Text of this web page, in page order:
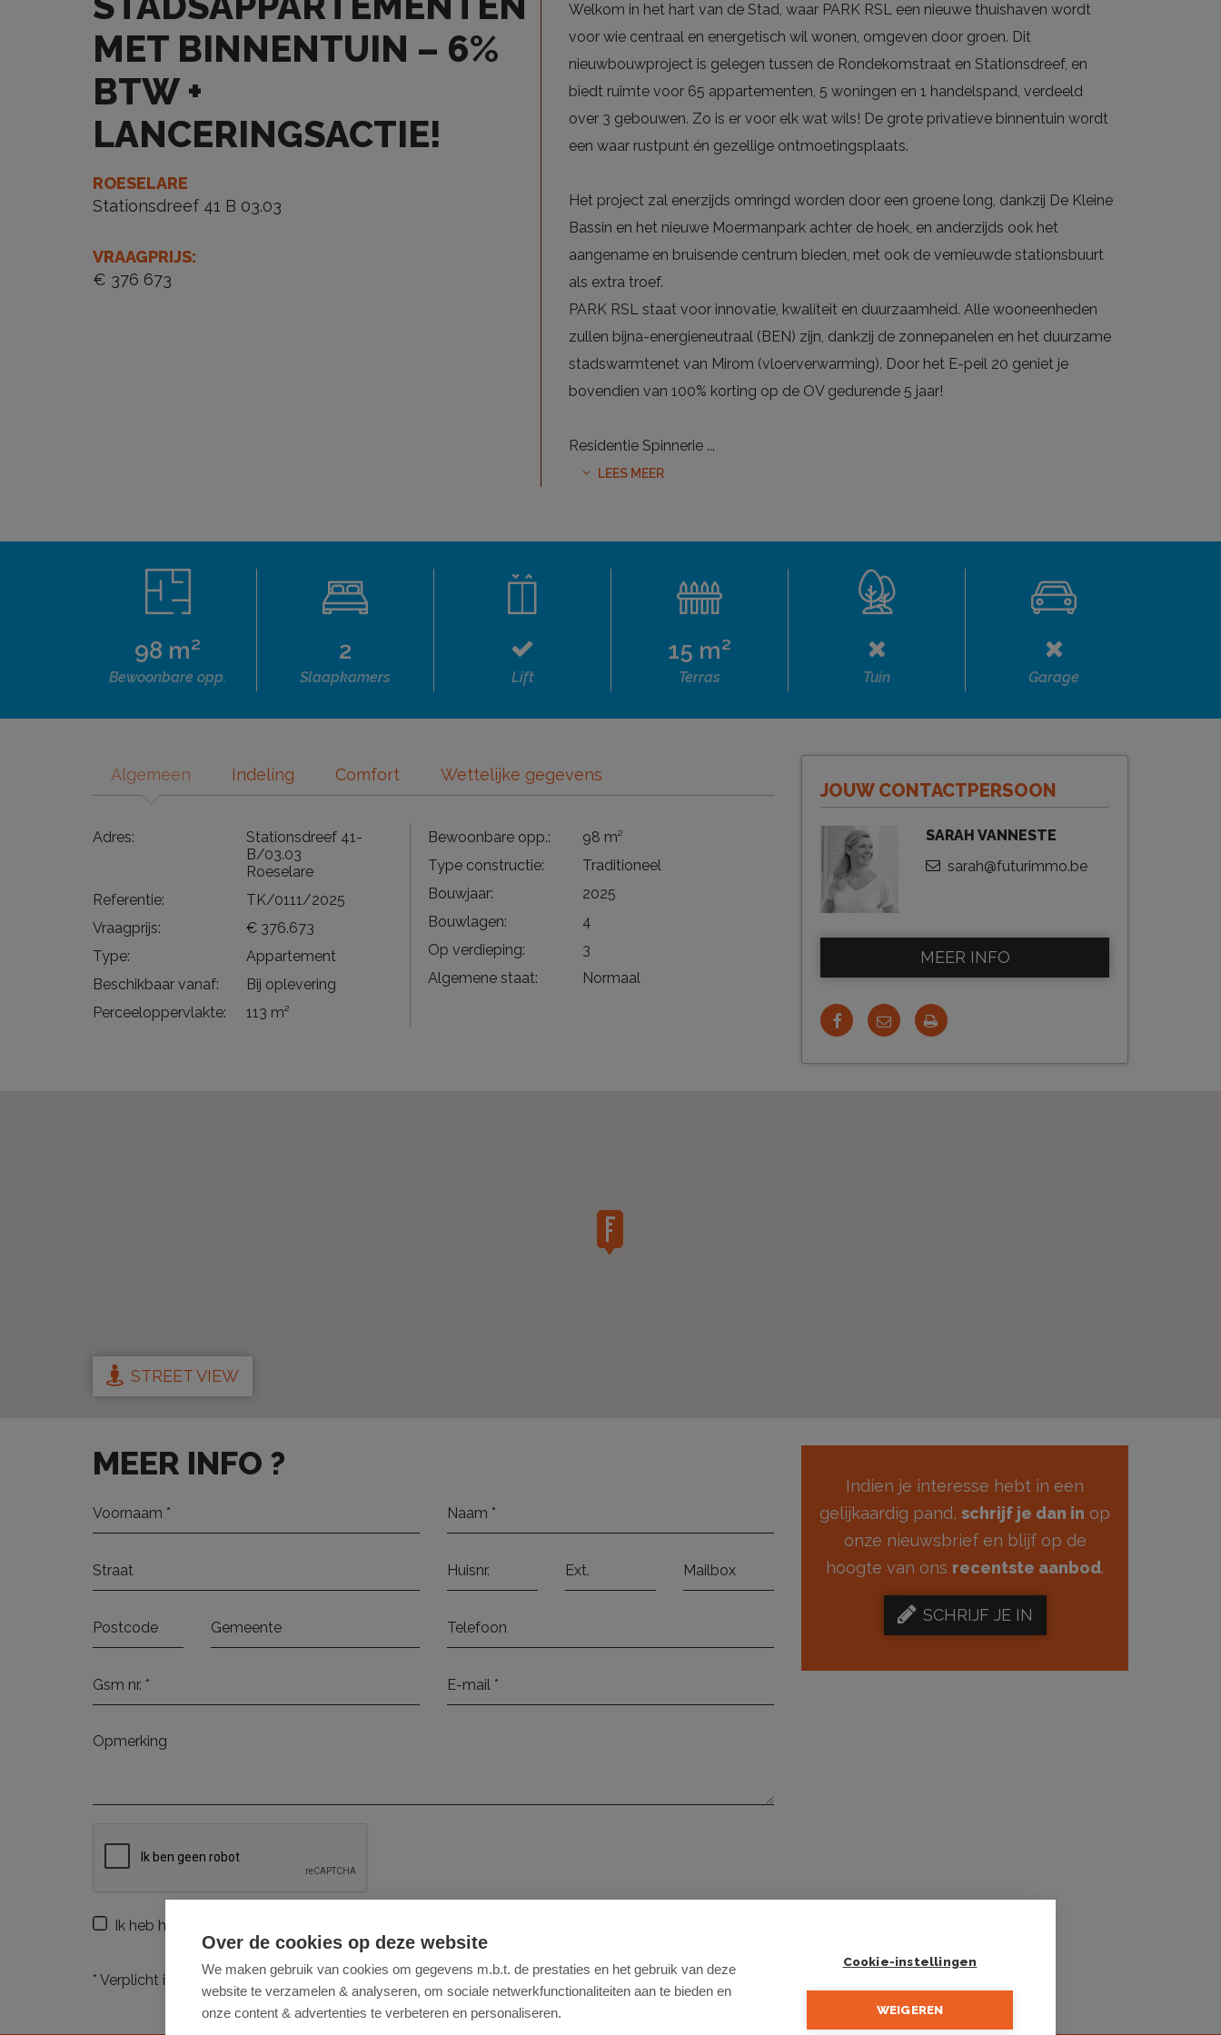
MET BINNENTUIN – 6%
BTW +
LANCERINGSACTIE!
ROESELARE
Stationsdreef 41 B 03.03
VRAAGPRIJS:
€ 376 673
Welkom in het hart van de Stad, waar PARK RSL een nieuwe thuishaven wordt
voor wie centraal en energetisch wil wonen, omgeven door groen. Dit
nieuwbouwproject is gelegen tussen de Rondekomstraat en Stationsdreef, en
biedt ruimte voor 65 appartementen, 5 woningen en 1 handelspand, verdeeld
over 3 gebouwen. Zo is er voor elk wat wils! De grote privatieve binnentuin wordt
een waar rustpunt én gezellige ontmoetingsplaats.
Het project zal enerzijds omringd worden door een groene long, dankzij De Kleine
Bassin en het nieuwe Moermanpark achter de hoek, en anderzijds ook het
aangename en bruisende centrum bieden, met ook de vernieuwde stationsbuurt
als extra troef.
PARK RSL staat voor innovatie, kwaliteit en duurzaamheid. Alle wooneenheden
zullen bijna-energieneutraal (BEN) zijn, dankzij de zonnepanelen en het duurzame
stadswarmtenet van Mirom (vloerverwarming). Door het E-peil 20 geniet je
bovendien van 100% korting op de OV gedurende 5 jaar!
Residentie Spinnerie ...
LEES MEER
98 m²
Bewoonbare opp.
2
Slaapkamers Lift
15 m²
Terras Tuin Garage
Algemeen Indeling Comfort Wettelijke gegevens
Adres:
Stationsdreef 41-
B/03.03
Roeselare
Referentie:
TK/0111/2025
Vraagprijs:
€ 376.673
Type:
Appartement
Beschikbaar vanaf:
Bij oplevering
Perceeloppervlakte:
113 m²
Bewoonbare opp.:
98 m²
Type constructie:
Traditioneel
Bouwjaar:
2025
Bouwlagen:
4
Op verdieping:
3
Algemene staat:
Normaal
JOUW CONTACTPERSOON
SARAH VANNESTE
sarah@futurimmo.be
MEER INFO
STREET VIEW
MEER INFO ?
Ik heb het
* Verplicht in te vullen VERSTUUR
Indien je interesse hebt in een
gelijkaardig pand, schrijf je dan in op
onze nieuwsbrief en blijf op de
hoogte van ons recentste aanbod.
SCHRIJF JE IN
Over de cookies op deze website
We maken gebruik van cookies om gegevens m.b.t. de prestaties en het gebruik van deze
website te verzamelen & analyseren, om sociale netwerkfunctionaliteiten aan te bieden en
onze content & advertenties te verbeteren en personaliseren.
Cookie-instellingen
WEIGEREN